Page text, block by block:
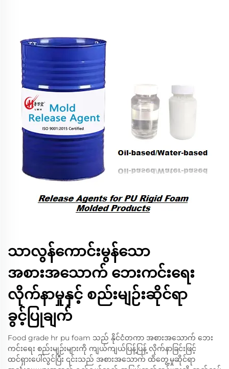
သာလွန်ကောင်းမွန်သော
အစားအသောက် ဘေးကင်းရေး
လိုက်နာမှုနှင့် စည်းမျဉ်းဆိုင်ရာ
ခွင့်ပြုချက်
Food grade hr pu foam သည် နိုင်ငံတကာ အစားအသောက် ဘေး
ကင်းရေး စည်းမျဉ်းများကို ကျယ်ကျယ်ပြန့်ပြန့် လိုက်နာခြင်းဖြင့်
ထင်ရှားပေါ်လွင်ပြီး ၎င်းသည် အစားအသောက် ထိတွေ့မှုဆိုင်ရာ